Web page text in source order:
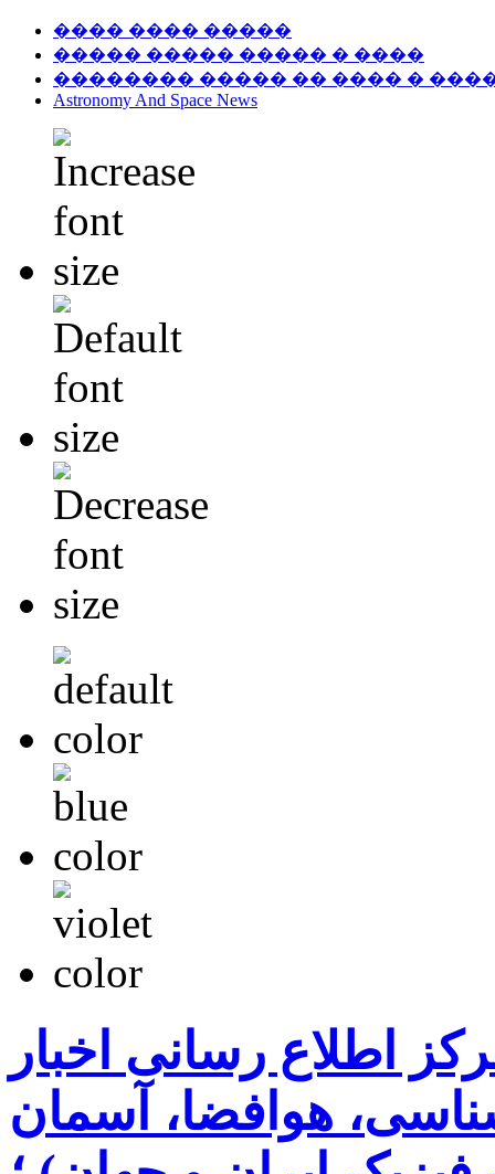
���� ���� �����
����� ����� ����� � ����
�������� ����� �� ���� �
Astronomy And Space News
اطلاع رسانی اخبار
هوافضا، آسمان